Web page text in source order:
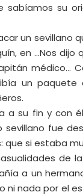
sabíamos su
un sevillano
en …Nos dijo
médico…
un paquete
a su fin y con
sevillano fue
si estaba
de
a un
ni nada por el